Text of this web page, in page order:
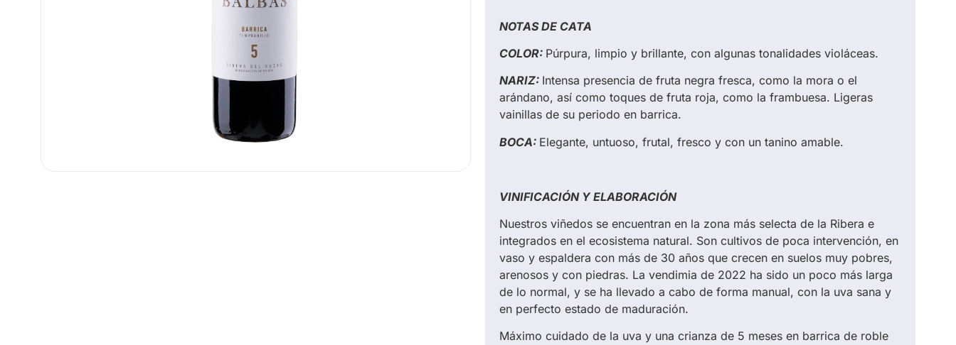
NOTAS DE CATA
COLOR: Púrpura, limpio y brillante, con algunas tonalidades violáceas.
NARIZ: Intensa presencia de fruta negra fresca, como la mora o el
arándano, así como toques de fruta roja, como la frambuesa. Ligeras
vainillas de su periodo en barrica.
BOCA: Elegante, untuoso, frutal, fresco y con un tanino amable.
VINIFICACIÓN Y ELABORACIÓN
Nuestros viñedos se encuentran en la zona más selecta de la Ribera e
integrados en el ecosistema natural. Son cultivos de poca intervención, en
vaso y espaldera con más de 30 años que crecen en suelos muy pobres,
arenosos y con piedras. La vendimia de 2022 ha sido un poco más larga
de lo normal, y se ha llevado a cabo de forma manual, con la uva sana y
en perfecto estado de maduración.
Máximo cuidado de la uva y una crianza de 5 meses en barrica de roble